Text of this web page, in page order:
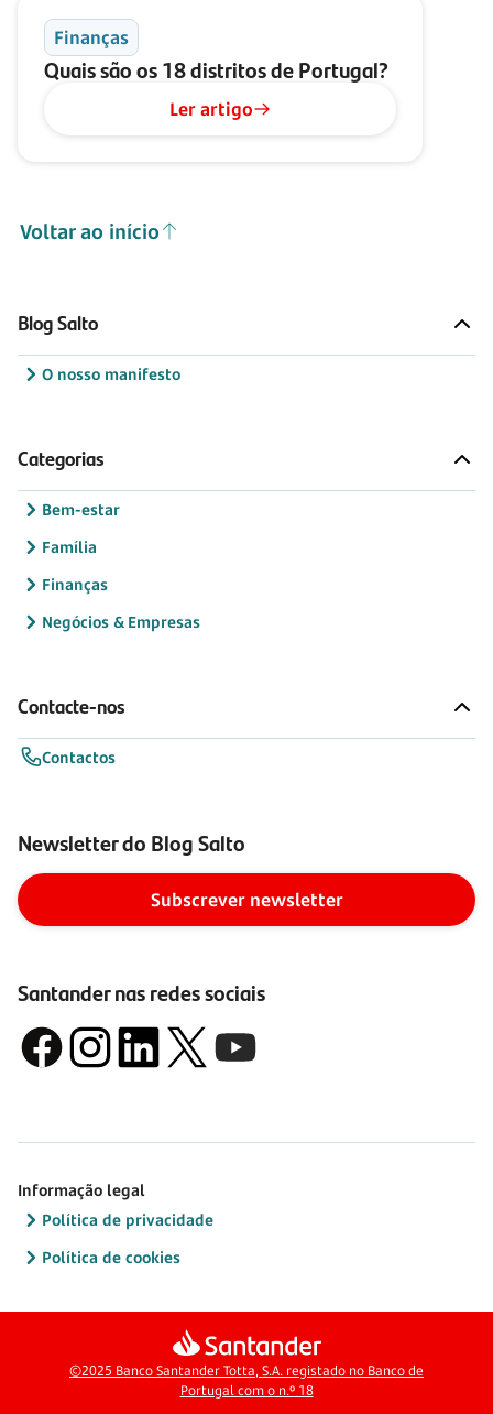
Finanças
Quais são os 18 distritos de Portugal?
Ler artigo
Voltar ao início
Blog Salto
O nosso manifesto
Categorias
Bem-estar
Família
Finanças
Negócios & Empresas
Contacte-nos
Contactos
Newsletter do Blog Salto
Subscrever newsletter
Santander nas redes sociais
Informação legal
Política de privacidade
Política de cookies
©2025 Banco Santander Totta, S.A. registado no Banco de
Portugal com o n.º 18